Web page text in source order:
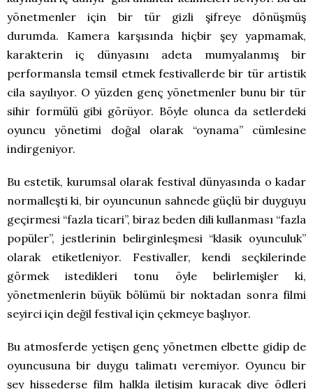
yönetmenler için bir tür gizli şifreye dönüşmüş
durumda. Kamera karşısında hiçbir şey yapmamak,
karakterin iç dünyasını adeta mumyalanmış bir
performansla temsil etmek festivallerde bir tür artistik
cila sayılıyor. O yüzden genç yönetmenler bunu bir tür
sihir formülü gibi görüyor. Böyle olunca da setlerdeki
oyuncu yönetimi doğal olarak “oynama” cümlesine
indirgeniyor.
Bu estetik, kurumsal olarak festival dünyasında o kadar
normalleşti ki, bir oyuncunun sahnede güçlü bir duyguyu
geçirmesi “fazla ticari”, biraz beden dili kullanması “fazla
popüler”, jestlerinin belirginleşmesi “klasik oyunculuk”
olarak etiketleniyor. Festivaller, kendi seçkilerinde
görmek istedikleri tonu öyle belirlemişler ki,
yönetmenlerin büyük bölümü bir noktadan sonra filmi
seyirci için değil festival için çekmeye başlıyor.
Bu atmosferde yetişen genç yönetmen elbette gidip de
oyuncusuna bir duygu talimatı veremiyor. Oyuncu bir
şey hissederse film halkla iletişim kuracak diye ödleri